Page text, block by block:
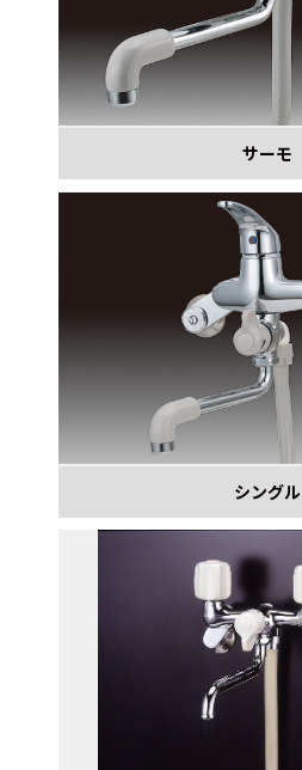
サーモ
シングル